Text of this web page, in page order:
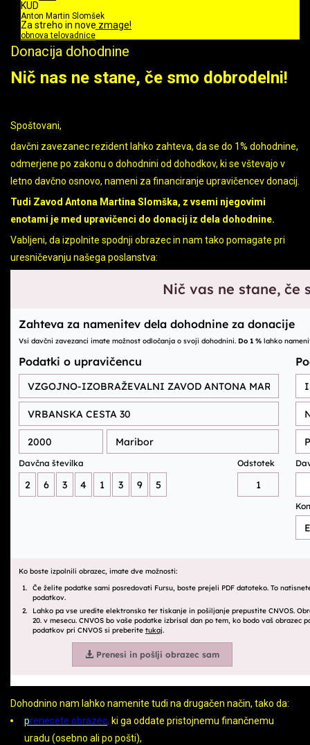
KUD
Anton Martin Slomšek
Za streho in nove zmage!
obnova telovadnice
Donacija dohodnine
Nič nas ne stane, če smo dobrodelni!
Spoštovani,
davčni zavezanec rezident lahko zahteva, da se do 1% dohodnine,
odmerjene po zakonu o dohodnini od dohodkov, ki se vštevajo v
letno davčno osnovo, nameni za financiranje upravičencev donacij.
Tudi Zavod Antona Martina Slomška, z vsemi njegovimi
enotami je med upravičenci do donacij iz dela dohodnine.
Vabljeni, da izpolnite spodnji obrazec in nam tako pomagate pri
uresničevanju našega poslanstva:
Dohodnino nam lahko namenite tudi na drugačen način, tako da:
prenesete obrazec, ki ga oddate pristojnemu finančnemu
uradu (osebno ali po pošti),